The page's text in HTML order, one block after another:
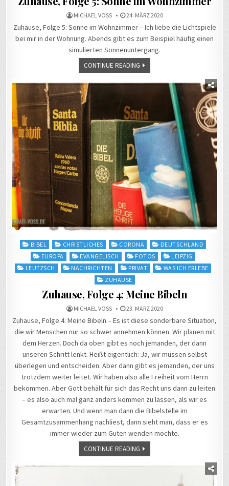
MICHAEL VOSS 24. MÄRZ 2020
Zuhause, Folge 5: Sonne im Wohnzimmer – Ich liebe die Lichtspiele
bei mir in der Wohnung. Abends gibt es zum Beispiel häufig einen
simulierten Sonnenuntergang.
CONTINUE READING
Posted
BIBEL CHRISTLICHES CORONA
DEUTSCHLAND
EUROPA
EVANGELISCH FOTOS
LEIPZIG
LEUTZSCH
NACHRICHTEN PRIVAT
WAS ICH ERLEBE
ZUHAUSE
Zuhause, Folge 4: Meine Bibeln
MICHAEL VOSS 23. MÄRZ 2020
Zuhause, Folge 4: Meine Bibeln – Es ist diese sonderbare Situation,
die wir Menschen nur so schwer annehmen können. Wir planen mit
dem Herzen. Doch da oben gibt es noch jemanden, der dann
unseren Schritt lenkt. Heißt eigentlich: Ja, wir müssen selbst
überlegen und entscheiden. Aber dann gibt es jemanden, der uns
trotzdem weiter leitet. Wir haben also alle Freiheit vom Herrn
bekommen. Aber Gott behält für sich das Recht uns dann zu leiten
– es also auch mal ganz anders kommen zu lassen, als wir es
erwarten. Und wenn man dann die Bibelstelle im
Gesamtzusammenhang nachliest, dann sieht man, dass er es
immer wieder zum Guten wenden möchte.
CONTINUE READING